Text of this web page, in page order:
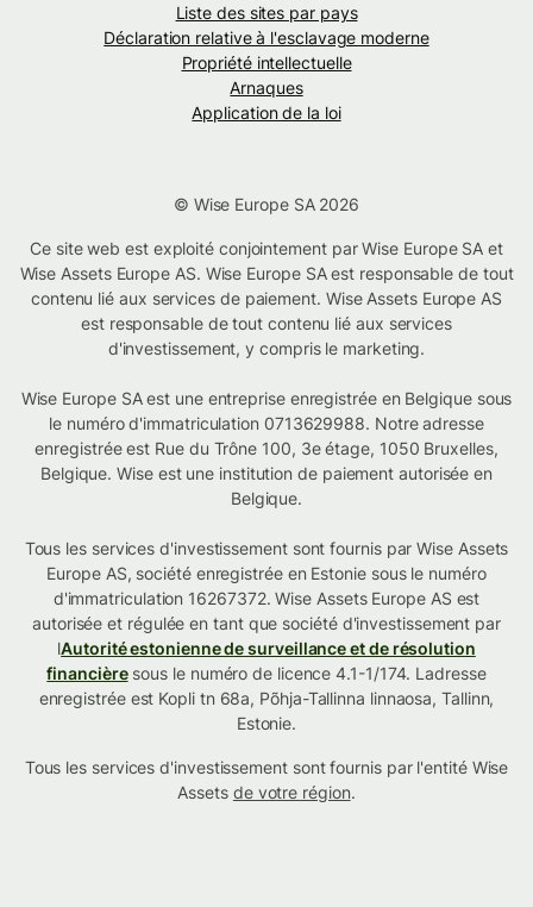
Liste des sites par pays
Déclaration relative à l'esclavage moderne
Propriété intellectuelle
Arnaques
Application de la loi
© Wise Europe SA 2026
Ce site web est exploité conjointement par Wise Europe SA et
Wise Assets Europe AS. Wise Europe SA est responsable de tout
contenu lié aux services de paiement. Wise Assets Europe AS
est responsable de tout contenu lié aux services
d'investissement, y compris le marketing.
Wise Europe SA est une entreprise enregistrée en Belgique sous
le numéro d'immatriculation 0713629988. Notre adresse
enregistrée est Rue du Trône 100, 3e étage, 1050 Bruxelles,
Belgique. Wise est une institution de paiement autorisée en
Belgique.
Tous les services d'investissement sont fournis par Wise Assets
Europe AS, société enregistrée en Estonie sous le numéro
d'immatriculation 16267372. Wise Assets Europe AS est
autorisée et régulée en tant que société d'investissement par
lAutorité estonienne de surveillance et de résolution
financièresous le numéro de licence 4.1-1/174. Ladresse
enregistrée est Kopli tn 68a, Põhja-Tallinna linnaosa, Tallinn,
Estonie.
Tous les services d'investissement sont fournis par l'entité Wise
Assets de votre région.